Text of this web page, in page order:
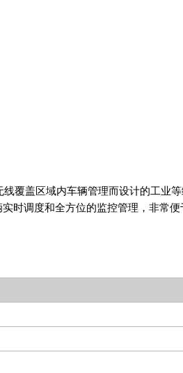
覆盖区域内车辆管理而设计的工业
调度和全方位的监控管理，非常便